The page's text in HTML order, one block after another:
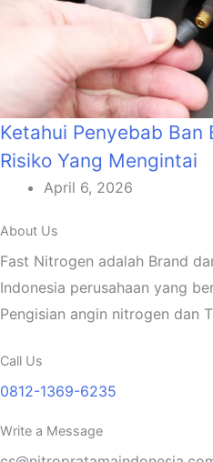
Ketahui Penyebab Ban
Risiko Yang Mengintai
April 6, 2026
About Us
Fast Nitrogen adalah Brand
Indonesia perusahaan yang
Pengisian angin nitrogen dan
Call Us
0812-1369-6235
Write a Message